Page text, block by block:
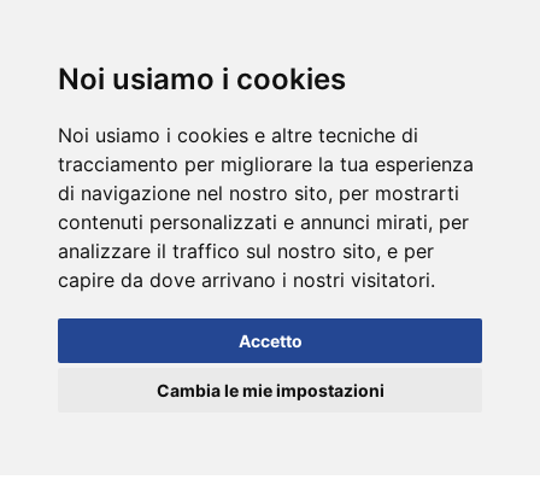
Noi usiamo i cookies
Noi usiamo i cookies e altre tecniche di
tracciamento per migliorare la tua esperienza
di navigazione nel nostro sito, per mostrarti
contenuti personalizzati e annunci mirati, per
analizzare il traffico sul nostro sito, e per
capire da dove arrivano i nostri visitatori.
Accetto
Cambia le mie impostazioni